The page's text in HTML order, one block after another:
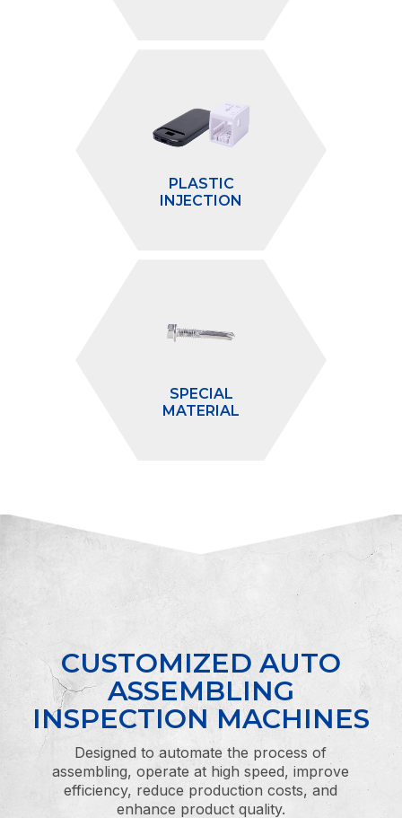
PLASTIC
INJECTION
SPECIAL
MATERIAL
CUSTOMIZED AUTO
ASSEMBLING
INSPECTION MACHINES
Designed to automate the process of
assembling, operate at high speed, improve
efficiency, reduce production costs, and
enhance product quality.